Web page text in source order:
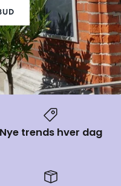
Nye trends hver dag